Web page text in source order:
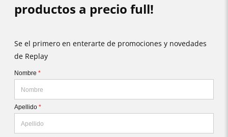
productos a precio full!
Se el primero en enterarte de promociones y novedades
de Replay
Nombre *
Apellido *